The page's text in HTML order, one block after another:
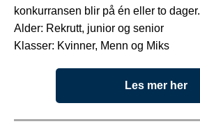
konkurransen blir på én eller to dager.
Alder: Rekrutt, junior og senior
Klasser: Kvinner, Menn og Miks
Les mer her